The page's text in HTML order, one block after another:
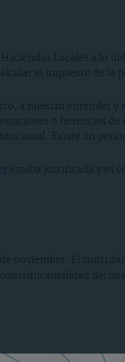
Locales a lo
el impuesto de la
a nuestro entender y
o herencias
Existe un
estaba justificada y es
noviembre. El